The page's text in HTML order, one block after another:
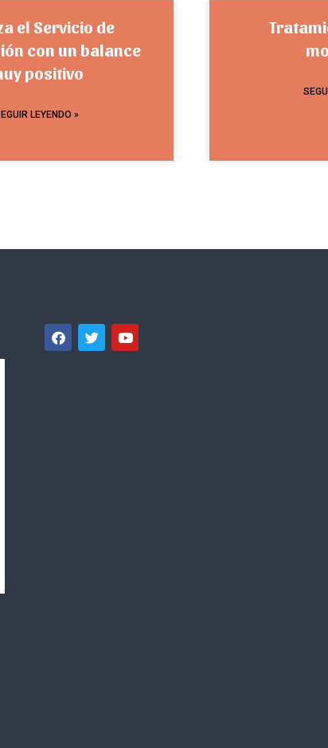
el Servicio de
con un balance
positivo
LEYENDO »